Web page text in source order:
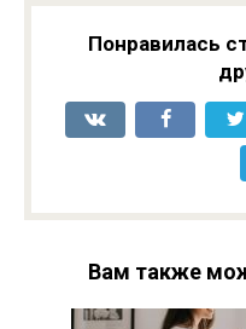
Понравилась
Вам также